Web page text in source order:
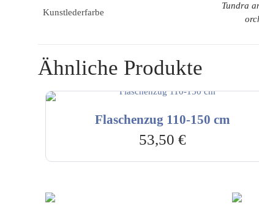
Kunstlederfarbe
Tundra
Ähnliche Produkte
Flaschenzug 110-150 cm
53,50 €